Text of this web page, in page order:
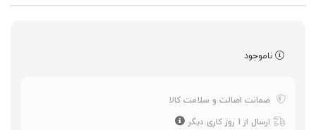
ناموجود
ضمانت اصالت و سلامت کالا
ارسال از 1 روز کاری دیگر